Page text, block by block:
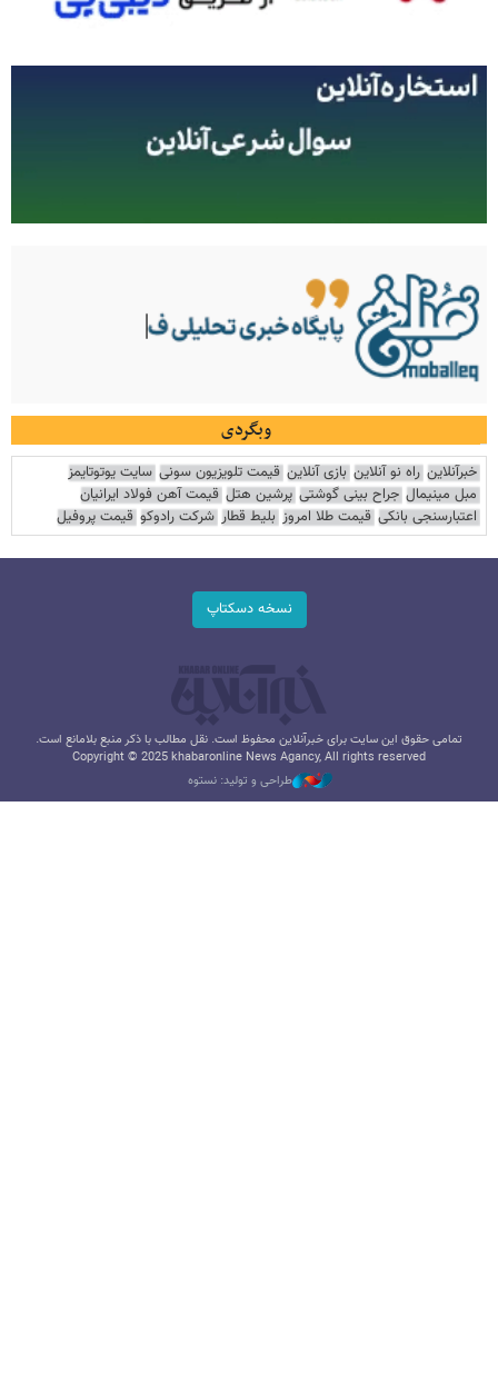
وبگردی
خبرآنلاین راه نو آنلاین بازی آنلاین قیمت تلویزیون سونی سایت یوتوتایمز
مبل مینیمال جراح بینی گوشتی پرشین هتل قیمت آهن فولاد ایرانیان
اعتبارسنجی بانکی قیمت طلا امروز بلیط قطار شرکت رادوکو قیمت پروفیل
نسخه دسکتاپ
تمامی حقوق این سایت برای خبرآنلاین محفوظ است. نقل مطالب با ذکر منبع بلامانع است.
Copyright © 2025 khabaronline News Agancy, All rights reserved
طراحی و تولید: نستوه